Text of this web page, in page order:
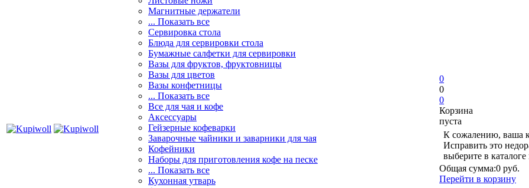
Магнитные держатели
... Показать все
Сервировка стола
Блюда для сервировки стола
Бумажные салфетки для сервировки
Вазы для фруктов, фруктовницы
Вазы для цветов
Вазы конфетницы
... Показать все
Все для чая и кофе
Аксессуары
Гейзерные кофеварки
Заварочные чайники и заварники для чая
Кофейники
Наборы для приготовления кофе на песке
... Показать все
Кухонная утварь
0
0
0
Корзина
пуста
К сожалению, ваша
Исправить это
выберите в
Общая сумма:0 руб.
Перейти в корзину